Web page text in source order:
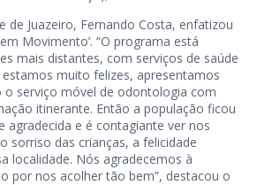
de Juazeiro, Fernando Costa, enfatizou
Movimento’. “O programa está
mais distantes, com serviços de saúde
estamos muito felizes, apresentamos
serviço móvel de odontologia com
itinerante. Então a população ficou
agradecida e é contagiante ver nos
sorriso das crianças, a felicidade
localidade. Nós agradecemos à
por nos acolher tão bem”, destacou o